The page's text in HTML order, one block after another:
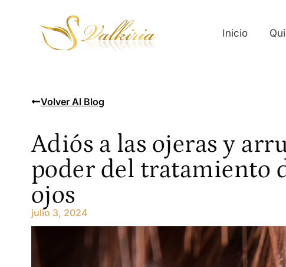
Inicio
Volver Al Blog
Adiós a las ojeras y
poder del tratamiento
ojos
julio 3, 2024